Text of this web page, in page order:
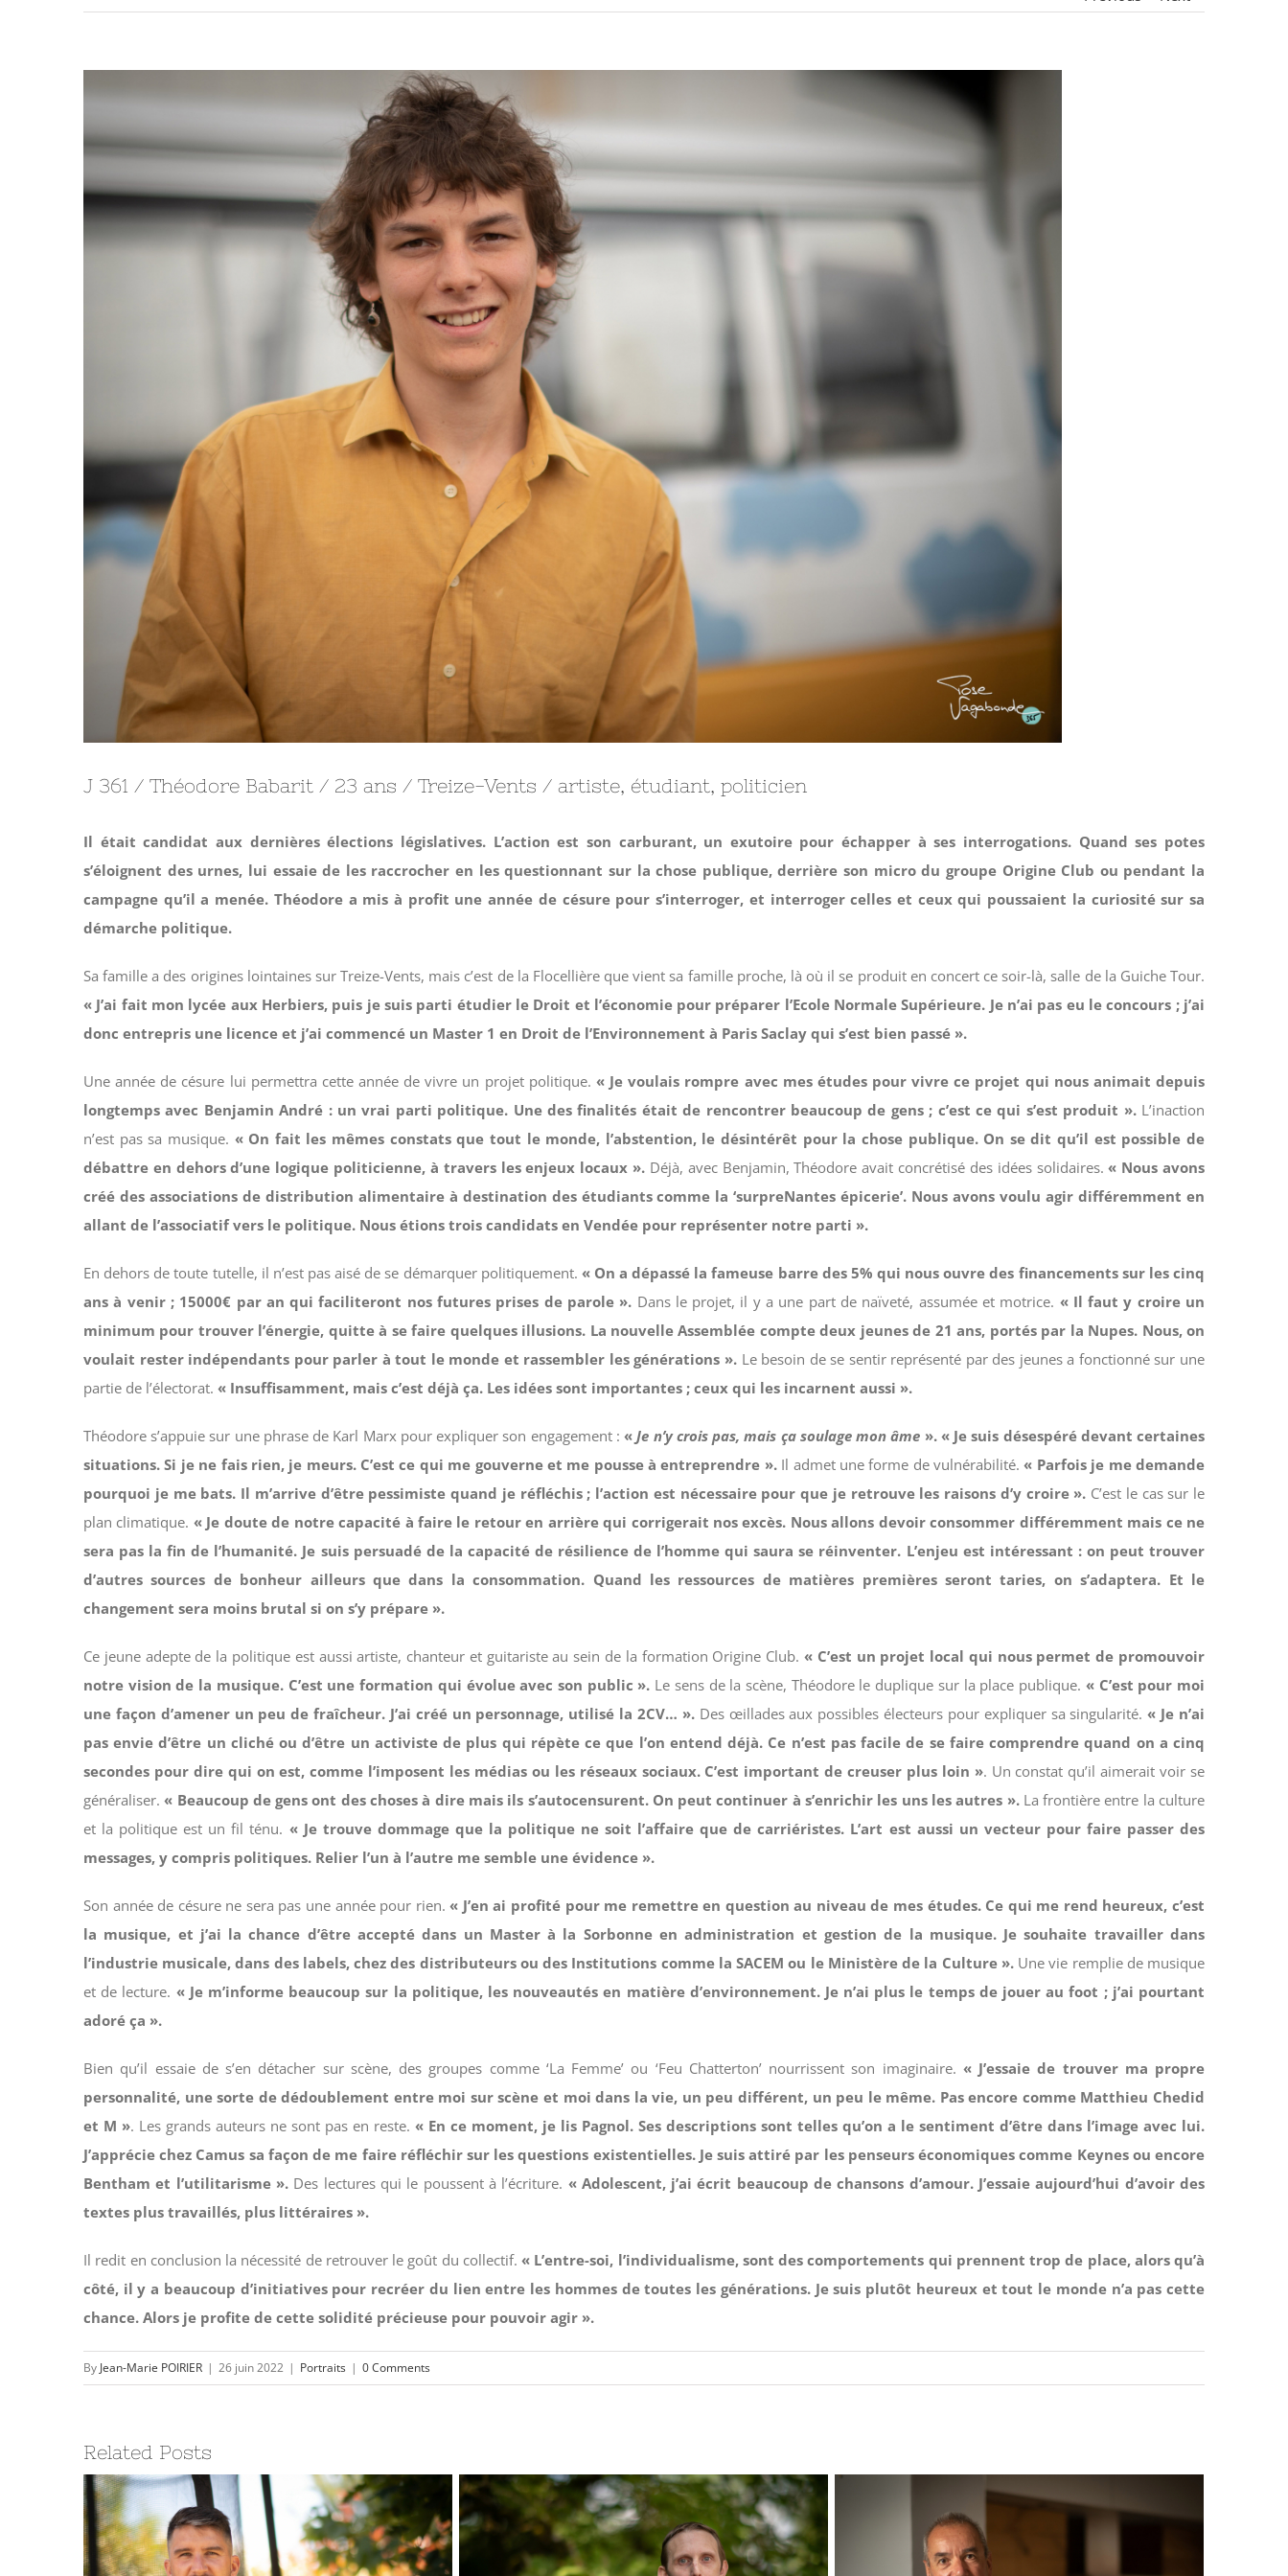
Image
J 361 / Théodore Babarit / 23 ans / Treize-Vents / artiste, étudiant, politicien
Il était candidat aux dernières élections législatives. L’action est son carburant, un exutoire pour échapper à ses interrogations. Quand ses potes
s’éloignent des urnes, lui essaie de les raccrocher en les questionnant sur la chose publique, derrière son micro du groupe Origine Club ou pendant la
campagne qu’il a menée. Théodore a mis à profit une année de césure pour s’interroger, et interroger celles et ceux qui poussaient la curiosité sur sa
démarche politique.
Sa famille a des origines lointaines sur Treize-Vents, mais c’est de la Flocellière que vient sa famille proche, là où il se produit en concert ce soir-là, salle de la Guiche Tour.
« J’ai fait mon lycée aux Herbiers, puis je suis parti étudier le Droit et l’économie pour préparer l’Ecole Normale Supérieure. Je n’ai pas eu le concours ; j’ai
donc entrepris une licence et j’ai commencé un Master 1 en Droit de l’Environnement à Paris Saclay qui s’est bien passé ».
Une année de césure lui permettra cette année de vivre un projet politique. « Je voulais rompre avec mes études pour vivre ce projet qui nous animait depuis
longtemps avec Benjamin André : un vrai parti politique. Une des finalités était de rencontrer beaucoup de gens ; c’est ce qui s’est produit ».L’inaction
n’est pas sa musique. « On fait les mêmes constats que tout le monde, l’abstention, le désintérêt pour la chose publique. On se dit qu’il est possible de
débattre en dehors d’une logique politicienne, à travers les enjeux locaux ». Déjà, avec Benjamin, Théodore avait concrétisé des idées solidaires.« Nous avons
créé des associations de distribution alimentaire à destination des étudiants comme la ‘surpreNantes épicerie’. Nous avons voulu agir différemment en
allant de l’associatif vers le politique. Nous étions trois candidats en Vendée pour représenter notre parti ».
En dehors de toute tutelle, il n’est pas aisé de se démarquer politiquement. « On a dépassé la fameuse barre des 5% qui nous ouvre des financements sur les cinq
ans à venir ; 15000€ par an qui faciliteront nos futures prises de parole ». Dans le projet, il y a une part de naïveté, assumée et motrice. « Il faut y croire un
minimum pour trouver l’énergie, quitte à se faire quelques illusions. La nouvelle Assemblée compte deux jeunes de 21 ans, portés par la Nupes. Nous, on
voulait rester indépendants pour parler à tout le monde et rassembler les générations ». Le besoin de se sentir représenté par des jeunes a fonctionné sur une
partie de l’électorat. « Insuffisamment, mais c’est déjà ça. Les idées sont importantes ; ceux qui les incarnent aussi ».
Théodore s’appuie sur une phrase de Karl Marx pour expliquer son engagement :«Je n’y crois pas, mais ça soulage mon âme ». « Je suis désespéré devant certaines
situations. Si je ne fais rien, je meurs. C’est ce qui me gouverne et me pousse à entreprendre ».Il admet une forme de vulnérabilité.« Parfois je me demande
pourquoi je me bats. Il m’arrive d’être pessimiste quand je réfléchis ; l’action est nécessaire pour que je retrouve les raisons d’y croire ». C’est le cas sur le
plan climatique. « Je doute de notre capacité à faire le retour en arrière qui corrigerait nos excès. Nous allons devoir consommer différemment mais ce ne
sera pas la fin de l’humanité. Je suis persuadé de la capacité de résilience de l’homme qui saura se réinventer. L’enjeu est intéressant : on peut trouver
d’autres sources de bonheur ailleurs que dans la consommation. Quand les ressources de matières premières seront taries, on s’adaptera. Et le
changement sera moins brutal si on s’y prépare ».
Ce jeune adepte de la politique est aussi artiste, chanteur et guitariste au sein de la formation Origine Club. « C’est un projet local qui nous permet de promouvoir
notre vision de la musique. C’est une formation qui évolue avec son public ». Le sens de la scène, Théodore le duplique sur la place publique. « C’est pour moi
une façon d’amener un peu de fraîcheur. J’ai créé un personnage, utilisé la 2CV… ».Des œillades aux possibles électeurs pour expliquer sa singularité.« Je n’ai
pas envie d’être un cliché ou d’être un activiste de plus qui répète ce que l’on entend déjà. Ce n’est pas facile de se faire comprendre quand on a cinq
secondes pour dire qui on est, comme l’imposent les médias ou les réseaux sociaux. C’est important de creuser plus loin ». Un constat qu’il aimerait voir se
généraliser.« Beaucoup de gens ont des choses à dire mais ils s’autocensurent. On peut continuer à s’enrichir les uns les autres ».La frontière entre la culture
et la politique est un fil ténu. « Je trouve dommage que la politique ne soit l’affaire que de carriéristes. L’art est aussi un vecteur pour faire passer des
messages, y compris politiques. Relier l’un à l’autre me semble une évidence ».
Son année de césure ne sera pas une année pour rien.« J’en ai profité pour me remettre en question au niveau de mes études. Ce qui me rend heureux, c’est
la musique, et j’ai la chance d’être accepté dans un Master à la Sorbonne en administration et gestion de la musique. Je souhaite travailler dans
l’industrie musicale, dans des labels, chez des distributeurs ou des Institutions comme la SACEM ou le Ministère de la Culture ».Une vie remplie de musique
et de lecture. « Je m’informe beaucoup sur la politique, les nouveautés en matière d’environnement. Je n’ai plus le temps de jouer au foot ; j’ai pourtant
adoré ça ».
Bien qu’il essaie de s’en détacher sur scène, des groupes comme ‘La Femme’ ou ‘Feu Chatterton’ nourrissent son imaginaire. « J’essaie de trouver ma propre
personnalité, une sorte de dédoublement entre moi sur scène et moi dans la vie, un peu différent, un peu le même. Pas encore comme Matthieu Chedid
et M ». Les grands auteurs ne sont pas en reste. « En ce moment, je lis Pagnol. Ses descriptions sont telles qu’on a le sentiment d’être dans l’image avec lui.
J’apprécie chez Camus sa façon de me faire réfléchir sur les questions existentielles. Je suis attiré par les penseurs économiques comme Keynes ou encore
Bentham et l’utilitarisme ».Des lectures qui le poussent à l’écriture. « Adolescent, j’ai écrit beaucoup de chansons d’amour. J’essaie aujourd’hui d’avoir des
textes plus travaillés, plus littéraires ».
Il redit en conclusion la nécessité de retrouver le goût du collectif. « L’entre-soi, l’individualisme, sont des comportements qui prennent trop de place, alors qu’à
côté, il y a beaucoup d’initiatives pour recréer du lien entre les hommes de toutes les générations. Je suis plutôt heureux et tout le monde n’a pas cette
chance. Alors je profite de cette solidité précieuse pour pouvoir agir ».
By Jean-Marie POIRIER | 26 juin 2022 | Portraits | 0 Comments
Related Posts